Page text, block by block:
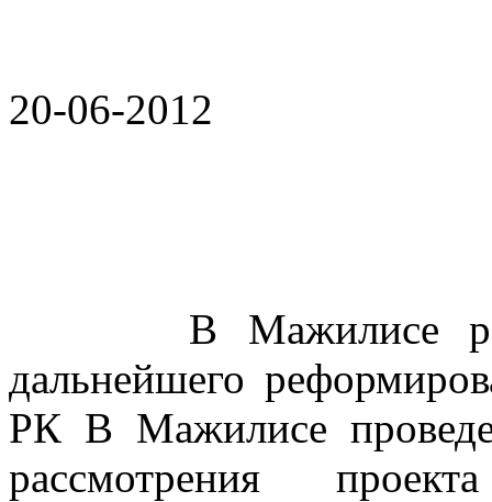
20-06-2012
В Мажилисе
дальнейшего
РК В Мажилисе
рассмотрения